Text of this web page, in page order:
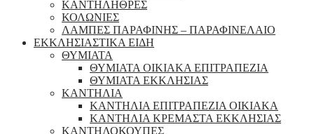
ΚΑΝΤΗΛΗΘΡΕΣ
ΚΟΛΩΝΙΕΣ
ΛΑΜΠΕΣ ΠΑΡΑΦΙΝΗΣ – ΠΑΡΑΦΙΝΕΛΑΙΟ
ΕΚΚΛΗΣΙΑΣΤΙΚΑ ΕΙΔΗ
ΘΥΜΙΑΤΑ
ΘΥΜΙΑΤΑ ΟΙΚΙΑΚΑ ΕΠΙΤΡΑΠΕΖΙΑ
ΘΥΜΙΑΤΑ ΕΚΚΛΗΣΙΑΣ
ΚΑΝΤΗΛΙΑ
ΚΑΝΤΗΛΙΑ ΕΠΙΤΡΑΠΕΖΙΑ ΟΙΚΙΑΚΑ
ΚΑΝΤΗΛΙΑ ΚΡΕΜΑΣΤΑ ΕΚΚΛΗΣΙΑΣ
ΚΑΝΤΗΛΟΚΟΥΠΕΣ